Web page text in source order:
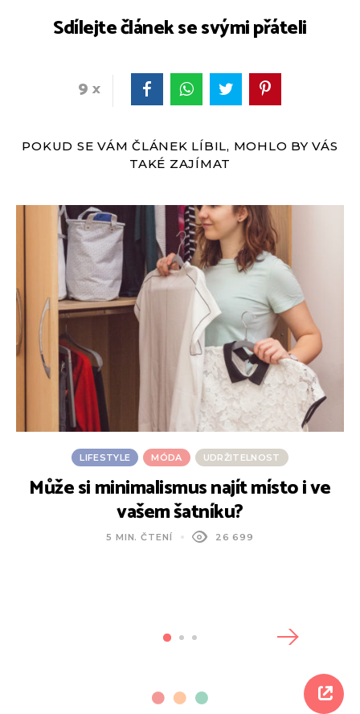
Sdílejte článek se svými přáteli
9
POKUD SE VÁM ČLÁNEK LÍBIL, MOHLO BY VÁS
TAKÉ ZAJÍMAT
LIFESTYLE MÓDA UDRŽITELNOST
Může si minimalismus najít místo i ve
vašem šatníku?
5 MIN. ČTENÍ 26 699